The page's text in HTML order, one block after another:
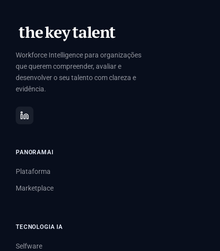
Workforce Intelligence para organizações
que querem compreender, avaliar e
desenvolver o seu talento com clareza e
evidência.
PANORAMAI
Plataforma
Marketplace
TECNOLOGIA IA
Selfware